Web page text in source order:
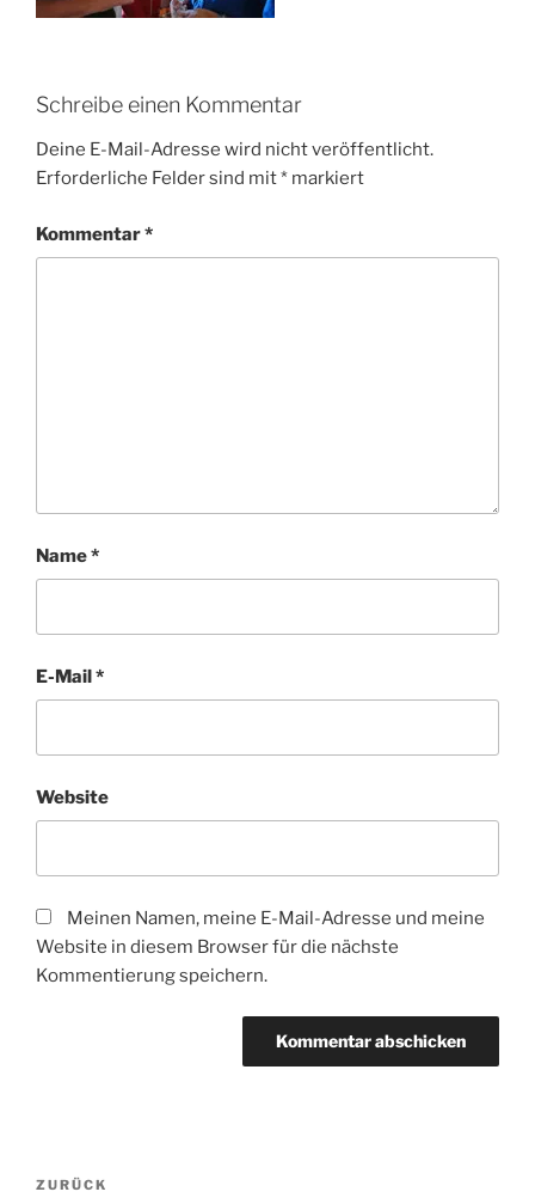
Schreibe einen Kommentar
Deine E-Mail-Adresse wird nicht veröffentlicht.
Erforderliche Felder sind mit* markiert
Kommentar*
Name*
E-Mail*
Website
Meinen Namen, meine E-Mail-Adresse und meine
Website in diesem Browser für die nächste
Kommentierung speichern.
Beitrags-
Vorheriger
ZURÜCK